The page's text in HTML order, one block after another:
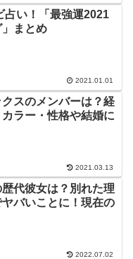
占い！「最強運2021
まとめ
2021.01.01
スのメンバーは？経
ラー・性格や結婚に
2021.03.13
代彼女は？別れた理
バいことに！現在の
2022.07.02